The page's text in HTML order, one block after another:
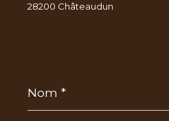
28200 Châteaudun
*